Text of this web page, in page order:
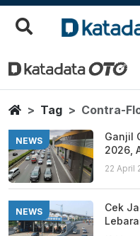
Contra Flow
Berita Terbaru
HomeTag Contra-
NEWS
Ganjil
2026,
22 April
NEWS
Cek